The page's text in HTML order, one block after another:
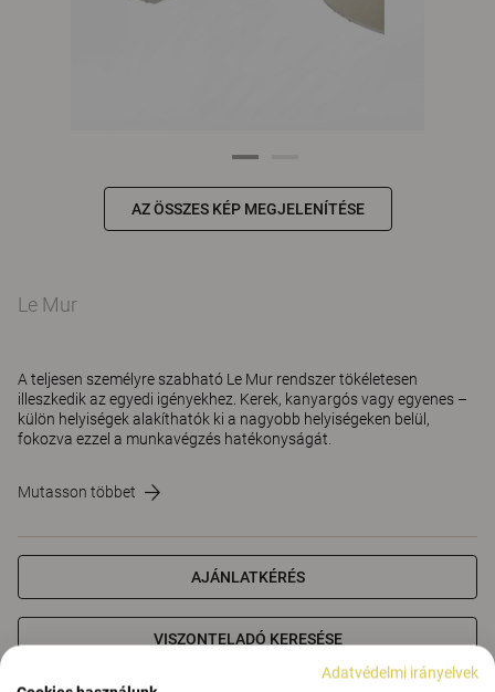
AZ ÖSSZES KÉP MEGJELENÍTÉSE
Le Mur
A teljesen személyre szabható Le Mur rendszer tökéletesen
illeszkedik az egyedi igényekhez. Kerek, kanyargós vagy egyenes –
külön helyiségek alakíthatók ki a nagyobb helyiségeken belül,
fokozva ezzel a munkavégzés hatékonyságát.
Mutasson többet
AJÁNLATKÉRÉS
VISZONTELADÓ KERESÉSE
Adatvédelmi irányelvek